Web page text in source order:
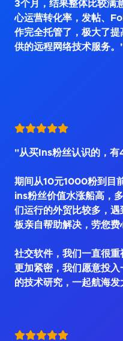
3个月，结果整体比较满
心运营转化率，发帖、
作完全托管了，极大了
供的远程网络技术服务。
"从买Ins粉丝认识的，有
期间从10元1000粉到目
ins粉丝价值水涨船高，
们运行的外贸比较多，
板亲自帮助解决，劳您费
社交软件，我们一直很
更加紧密，我们愿意投
的技术研究，一起航海